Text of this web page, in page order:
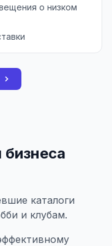
о низком
каталоги
и клубам.